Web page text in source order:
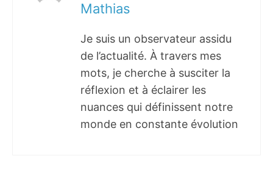
Mathias
Je suis un observateur assidu
de l’actualité. À travers mes
mots, je cherche à susciter la
réflexion et à éclairer les
nuances qui définissent notre
monde en constante évolution